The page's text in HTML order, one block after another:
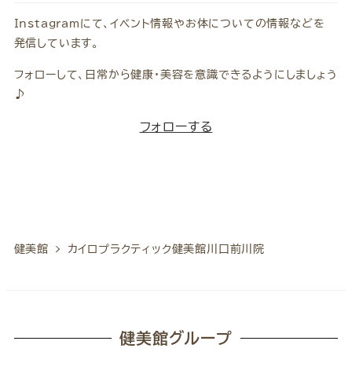
Instagramにて、イベント情報やお体についての情報などを
発信しています。
フォローして、日常から健康・美容を意識できるようにしましょう
♪
フォローする
健美館 カイロプラクティック健美館川口前川院
健美館グループ